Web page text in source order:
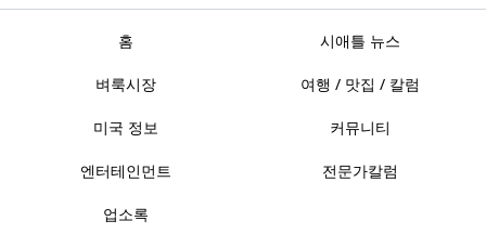
홈 시애틀 뉴스
벼룩시장 여행 / 맛집 / 칼럼
미국 정보 커뮤니티
엔터테인먼트 전문가칼럼
업소록